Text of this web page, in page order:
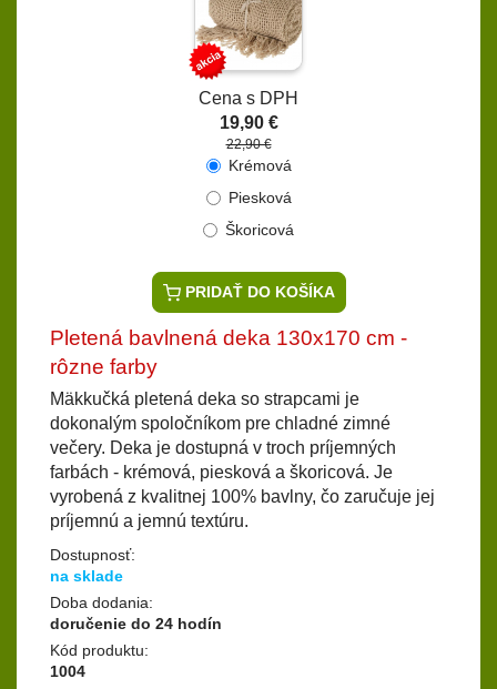
Cena s DPH
19,90 €
22,90 €
Krémová
Piesková
Škoricová
PRIDAŤ DO KOŠÍKA
Pletená bavlnená deka 130x170 cm -
rôzne farby
Mäkkučká pletená deka so strapcami je
dokonalým spoločníkom pre chladné zimné
večery. Deka je dostupná v troch príjemných
farbách - krémová, piesková a škoricová. Je
vyrobená z kvalitnej 100% bavlny, čo zaručuje jej
príjemnú a jemnú textúru.
Dostupnosť:
na sklade
Doba dodania:
doručenie do 24 hodín
Kód produktu:
1004